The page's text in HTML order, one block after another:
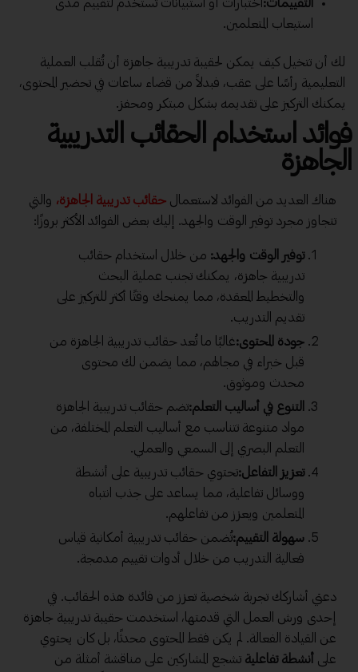
التقييمات: اختبارات أو استبيانات تُستخدم لتقييم مدى
استيعاب المتعلمين.
لك أن تتخيل كيف يمكن لحقيبة تدريبية جاهزة أن تُقلب العملية
التعليمية رأسًا على عقب، فبدلاً من قضاء ساعات في تحضير المحتوى،
يمكنك التركيز على تقديمه بشكل مبتكر ومحفز.
فوائد استخدام الحقائب التدريبية
الجاهزة
هناك العديد من الفوائد لاستعمال حقائب تدريبية الجاهزة، والتي
تتجاوز مجرد توفير الوقت والجهد. إليك بعض الفوائد الأكثر بروزًا:
توفير الوقت والجهد: من خلال استخدام حقائب
تدريبية جاهزة، يمكنك تجنب عملية البحث
والتخطيط المعقدة، مما يمنحك وقتًا أكثر للتركيز على
تقديم التدريب.
جودة المحتوى:غالبًا ما تُعد حقائب تدريبية الجاهزة من
قبل خبراء في مجالهم، مما يضمن لك محتوى
محدث وموثوق.
التنوع في أساليب التعلم:تضم حقائب تدريبية الجاهزة
مواد متنوعة تتناسب مع أساليب التعلم المختلفة، من
التعلم البصري إلى السمعي والعملي.
تعزيز التفاعل:تحتوي حقائب تدريبية على أنشطة
ووسائل تفاعلية، مما يساعد على جذب انتباه
المتعلمين ويعزز من تفاعلهم.
سهولة التقييم:تُضمن حقائب تدريبية أمكانية قياس
فعالية التدريب من خلال أدوات تقييم مدمجة.
دعني أشاركك تجربة شخصية تعزز من فائدة هذه الحقائب. في
إحدى ورش العمل التي قدمتها، استخدمت حقيبة تدريبية جاهزة
عن القيادة الفعالة. لم يكن فقط المحتوى محدثًا، بل كان يحتوي
على أنشطة تفاعلية تشجع المشاركين على مناقشة أمثلة من